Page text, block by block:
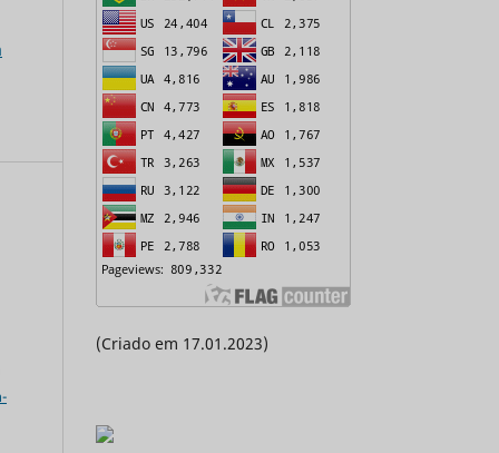
(Criado em 17.01.2023)